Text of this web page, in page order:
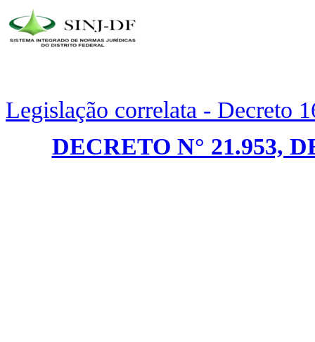
Legislação correlata - Decreto
DECRETO N° 21.953,